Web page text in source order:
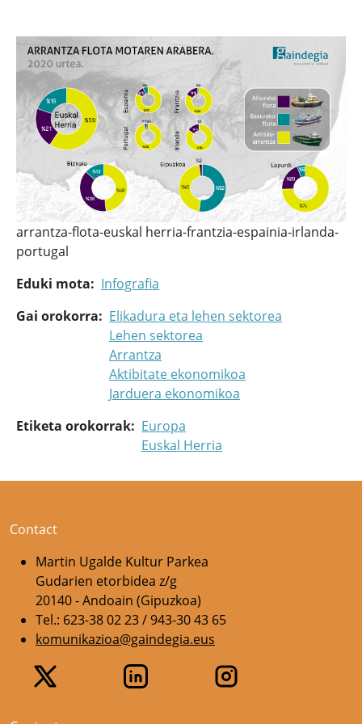
arrantza-flota-euskal herria-frantzia-espainia-irlanda-
portugal
Eduki mota
Infografia
Gai orokorra
Elikadura eta lehen sektorea
Lehen sektorea
Arrantza
Aktibitate ekonomikoa
Jarduera ekonomikoa
Etiketa orokorrak
Europa
Euskal Herria
Contact
Martin Ugalde Kultur Parkea
Gudarien etorbidea z/g
20140 - Andoain (Gipuzkoa)
Tel.: 623-38 02 23 / 943-30 43 65
komunikazioa@gaindegia.eus